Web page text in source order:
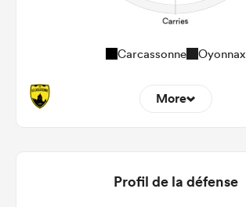
Carcassonne Oyonnax
More
22m Conversion
Profil de la défense